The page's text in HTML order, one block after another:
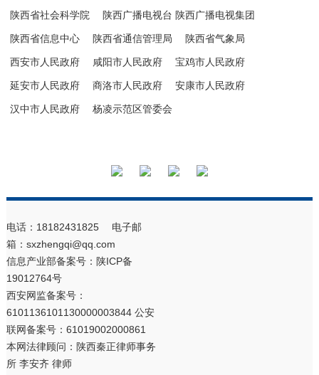
陕西省社会科学院 陕西广播电视台 陕西广播电视集团
陕西省信息中心 陕西省通信管理局 陕西省气象局
西安市人民政府 咸阳市人民政府 宝鸡市人民政府
延安市人民政府 商洛市人民政府 安康市人民政府
汉中市人民政府 杨凌示范区管委会
电话：18182431825 电子邮
箱：sxzhengqi@qq.com
信息产业部备案号： 陕ICP备
19012764号
西安网监备案号：
6101136101130000003844 公安
联网备案号：61019002000861
本网法律顾问：陕西秦正律师事务
所 李安齐 律师